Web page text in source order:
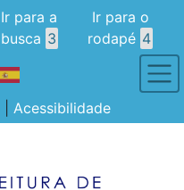
Ir para a
busca 3
Ir para o
rodapé 4
Acessibilidade